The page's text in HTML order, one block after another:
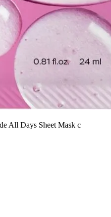
All Days Sheet Mask с